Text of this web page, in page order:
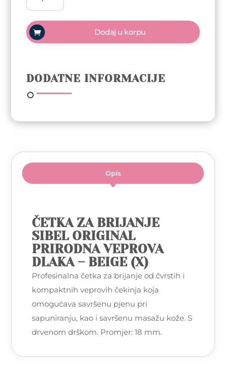
brijanje
Sibel
Original
prirodna
Beige
Dodaj u korpu
DODATNE INFORMACIJE
Opis
ČETKA ZA BRIJANJE
SIBEL ORIGINAL
PRIRODNA VEPROVA
DLAKA – BEIGE (X)
Profesinalna četka za brijanje od čvrstih i
kompaktnih veprovih čekinja koja
omogućava savršenu pjenu pri
sapuniranju, kao i savršenu masažu kože. S
drvenom drškom. Promjer: 18 mm.